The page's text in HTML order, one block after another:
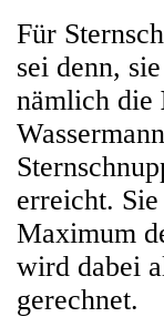
Für
sei denn,
nämlich die
erreicht.
Maximum
wird dabei
gerechnet.